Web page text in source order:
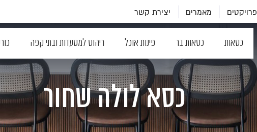
פרויקטים מאמרים יצירת קשר
כסאות כסאות בר פינות אוכל ריהוט למסעדות ובתי קפה
כסא לולה שחור